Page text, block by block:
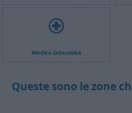
Medico Internista
Queste sono le zone